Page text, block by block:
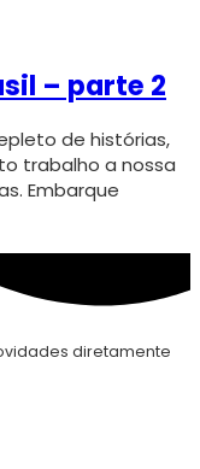
– parte 2
de histórias,
trabalho a nossa
Embarque
diretamente